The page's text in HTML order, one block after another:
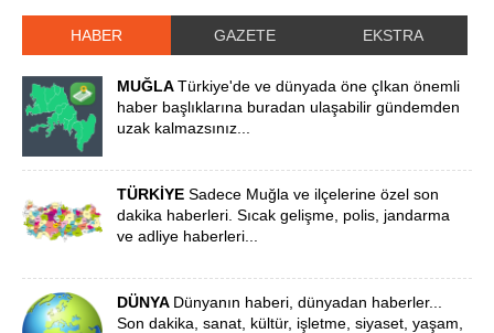
HABER GAZETE EKSTRA
MUĞLATürkiye'de ve dünyada öne çIkan önemli
haber başlıklarına buradan ulaşabilir gündemden
uzak kalmazsınız...
TÜRKİYESadece Muğla ve ilçelerine özel son
dakika haberleri. Sıcak gelişme, polis, jandarma
ve adliye haberleri...
DÜNYA Dünyanın haberi, dünyadan haberler...
Son dakika, sanat, kültür, işletme, siyaset, yaşam,